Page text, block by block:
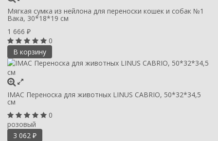
Мягкая сумка из нейлона для переноски кошек и собак №1
Вака, 30*18*19 см
1 666 ₽
0
В корзину
IMAC Переноска для животных LINUS CABRIO, 50*32*34,5
см
0
розовый
3 062 ₽